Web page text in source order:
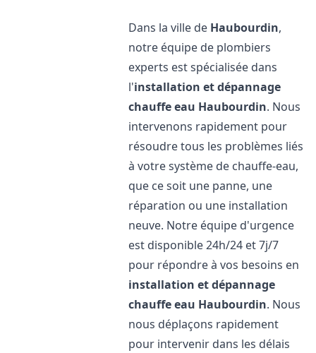
Dans la ville de Haubourdin,
notre équipe de plombiers
experts est spécialisée dans
l'installation et dépannage
chauffe eau Haubourdin. Nous
intervenons rapidement pour
résoudre tous les problèmes liés
à votre système de chauffe-eau,
que ce soit une panne, une
réparation ou une installation
neuve. Notre équipe d'urgence
est disponible 24h/24 et 7j/7
pour répondre à vos besoins en
installation et dépannage
chauffe eau Haubourdin. Nous
nous déplaçons rapidement
pour intervenir dans les délais